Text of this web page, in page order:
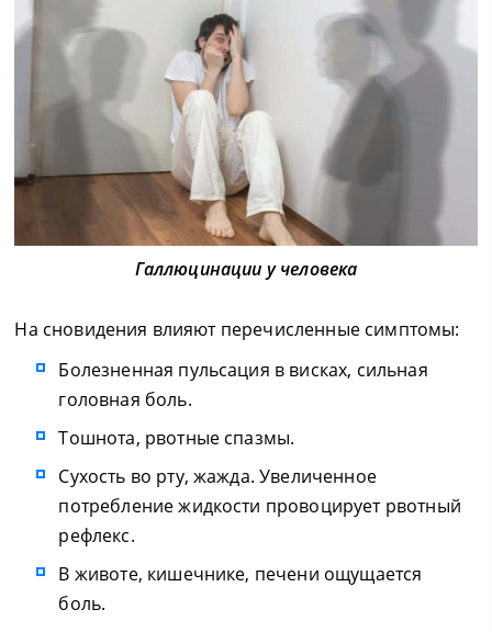
Галлюцинации у человека
На сновидения влияют перечисленные симптомы:
Болезненная пульсация в висках, сильная
головная боль.
Тошнота, рвотные спазмы.
Сухость во рту, жажда. Увеличенное
потребление жидкости провоцирует рвотный
рефлекс.
В животе, кишечнике, печени ощущается
боль.